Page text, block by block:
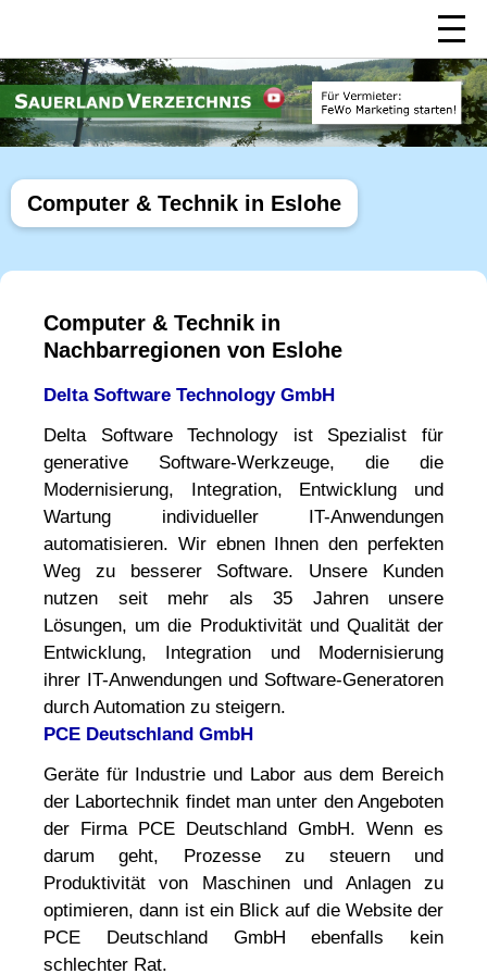
Computer & Technik in Eslohe
Computer & Technik in
Nachbarregionen von Eslohe
Delta Software Technology GmbH
Delta Software Technology ist Spezialist für
generative Software-Werkzeuge, die die
Modernisierung, Integration, Entwicklung und
Wartung individueller IT-Anwendungen
automatisieren. Wir ebnen Ihnen den perfekten
Weg zu besserer Software. Unsere Kunden
nutzen seit mehr als 35 Jahren unsere
Lösungen, um die Produktivität und Qualität der
Entwicklung, Integration und Modernisierung
ihrer IT-Anwendungen und Software-Generatoren
durch Automation zu steigern.
PCE Deutschland GmbH
Geräte für Industrie und Labor aus dem Bereich
der Labortechnik findet man unter den Angeboten
der Firma PCE Deutschland GmbH. Wenn es
darum geht, Prozesse zu steuern und
Produktivität von Maschinen und Anlagen zu
optimieren, dann ist ein Blick auf die Website der
PCE Deutschland GmbH ebenfalls kein
schlechter Rat.